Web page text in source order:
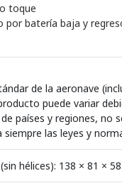
toque
batería baja y
de la aeronave
puede variar
países y regiones, no
siempre las leyes y
hélices): 138 × 81 ×